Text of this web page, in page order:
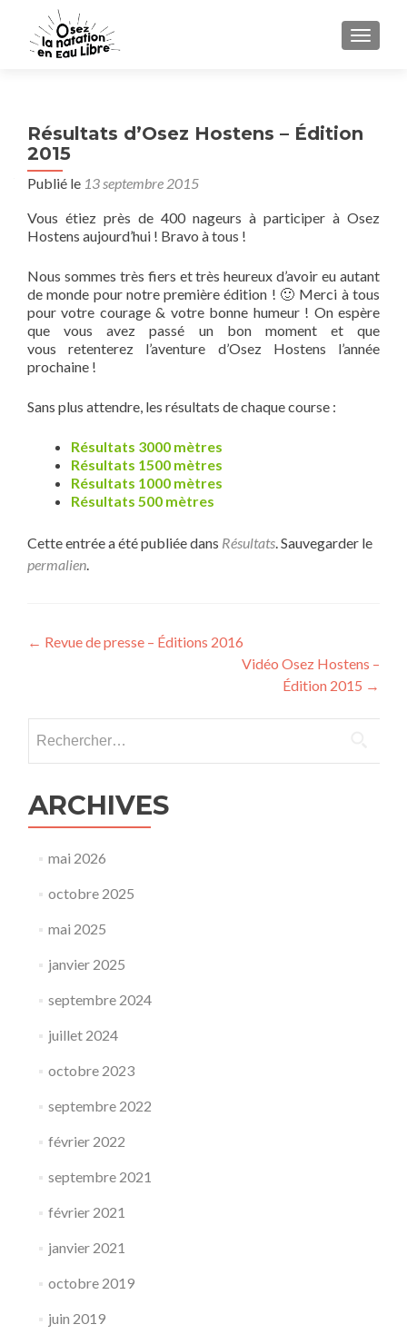
Résultats d’Osez Hostens – Édition
2015
Publié le 13 septembre 2015
Vous étiez près de 400 nageurs à participer à Osez
Hostens aujourd’hui ! Bravo à tous !
Nous sommes très fiers et très heureux d’avoir eu autant
de monde pour notre première édition ! 🙂 Merci à tous
pour votre courage & votre bonne humeur ! On espère
que vous avez passé un bon moment et que
vous retenterez l’aventure d’Osez Hostens l’année
prochaine !
Sans plus attendre, les résultats de chaque course :
Résultats 3000 mètres
Résultats 1500 mètres
Résultats 1000 mètres
Résultats 500 mètres
Cette entrée a été publiée dans Résultats. Sauvegarder le
permalien.
Navigation
l’article
← Revue de presse – Éditions 2016
Vidéo Osez Hostens –
Édition 2015 →
ARCHIVES
mai 2026
octobre 2025
mai 2025
janvier 2025
septembre 2024
juillet 2024
octobre 2023
septembre 2022
février 2022
septembre 2021
février 2021
janvier 2021
octobre 2019
juin 2019